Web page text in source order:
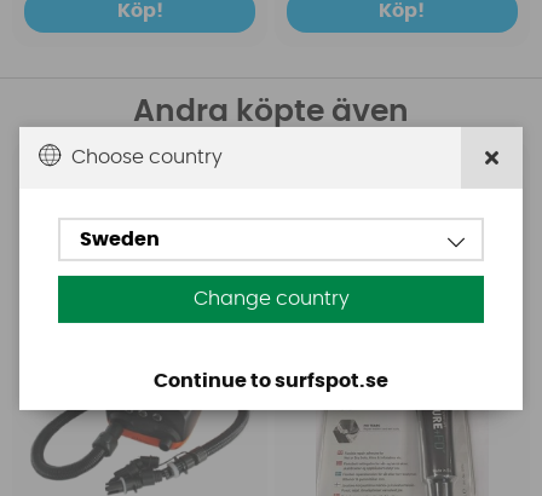
Köp! Köp!
Andra köpte även
SUP Pump
Choose country
Sweden
Change country
Continue to surfspot.se